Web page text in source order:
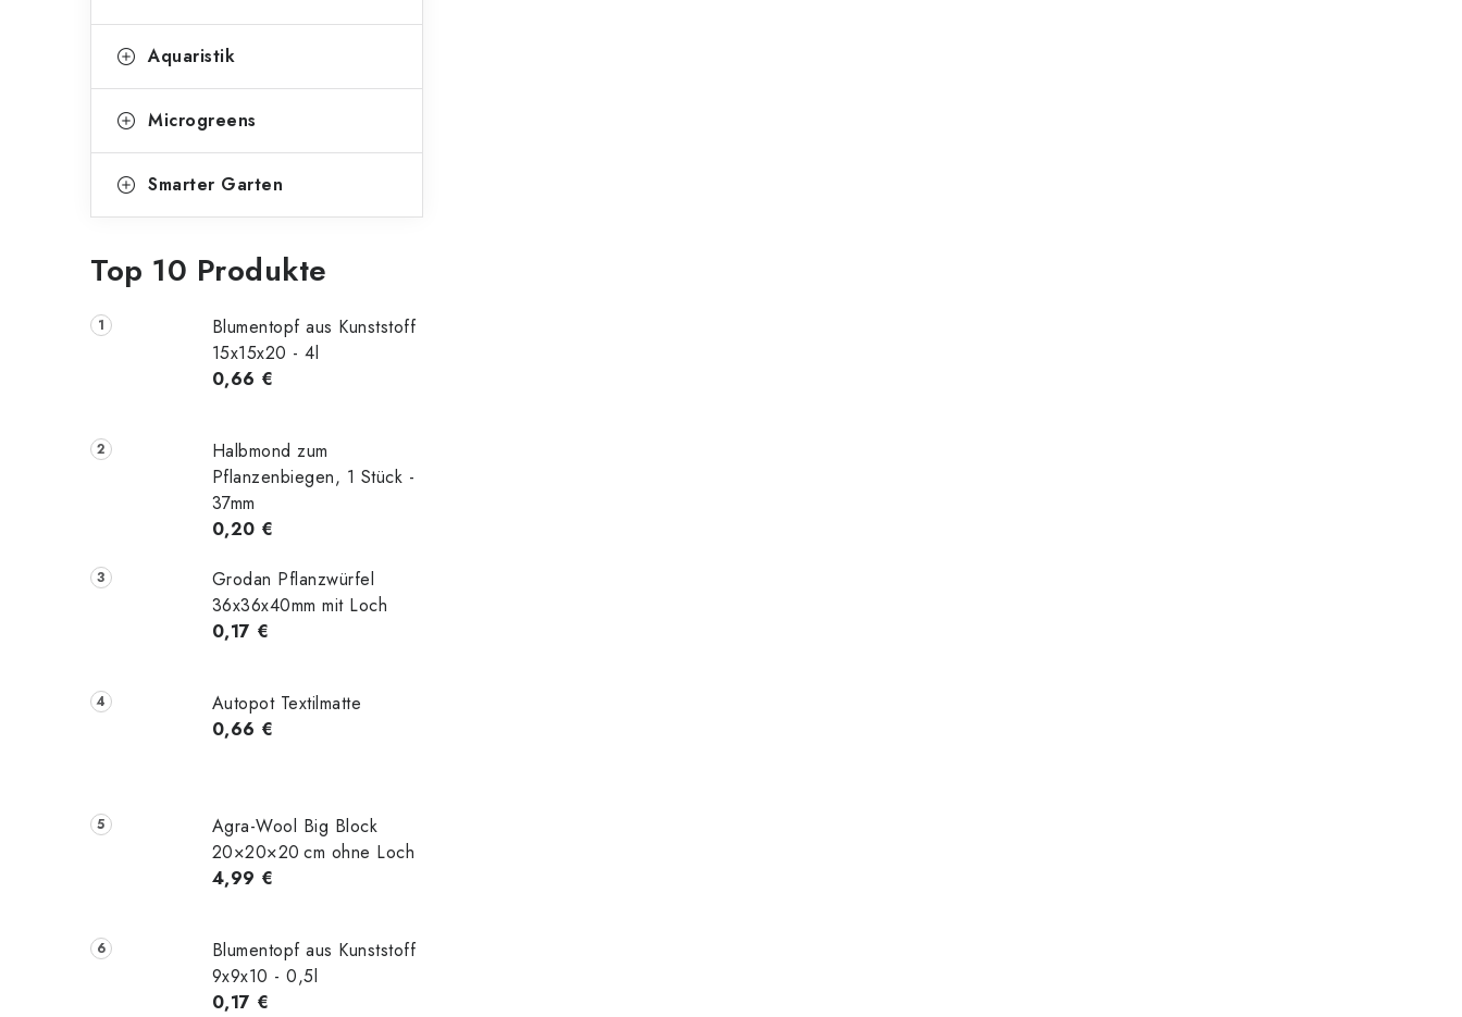
Aquaristik
Microgreens
Smarter Garten
Top 10 Produkte
Blumentopf aus Kunststoff
15x15x20 - 4l
0,66 €
Halbmond zum
Pflanzenbiegen, 1 Stück -
37mm
0,20 €
Grodan Pflanzwürfel
36x36x40mm mit Loch
0,17 €
Autopot Textilmatte
0,66 €
Agra-Wool Big Block
20×20×20 cm ohne Loch
4,99 €
Blumentopf aus Kunststoff
9x9x10 - 0,5l
0,17 €